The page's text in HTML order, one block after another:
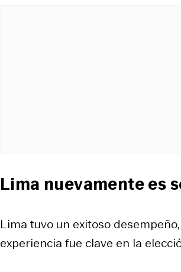
Lima nuevamente es
Lima tuvo un exitoso
experiencia fue clave en la